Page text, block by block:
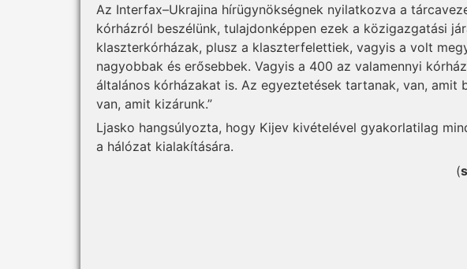
Az Interfax–Ukrajina hírügynökségnek nyilatkozva a
kórházról beszélünk, tulajdonképpen ezek a közigazgatási
klaszterkórházak, plusz a klaszterfelettiek, vagyis a volt
nagyobbak és erősebbek. Vagyis a 400 az valamennyi
általános kórházakat is. Az egyeztetések tartanak, van, amit
van, amit kizárunk.”
Ljasko hangsúlyozta, hogy Kijev kivételével gyakorlatilag
a hálózat kialakítására.
(